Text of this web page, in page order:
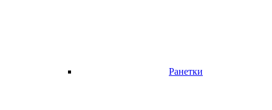
Ранетки